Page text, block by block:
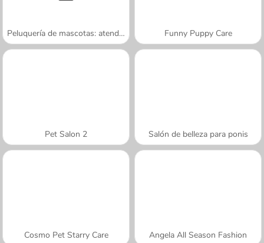
Peluquería de mascotas: atendiendo gatos Funny Puppy Care
Pet Salon 2 Salón de belleza para ponis
Cosmo Pet Starry Care Angela All Season Fashion